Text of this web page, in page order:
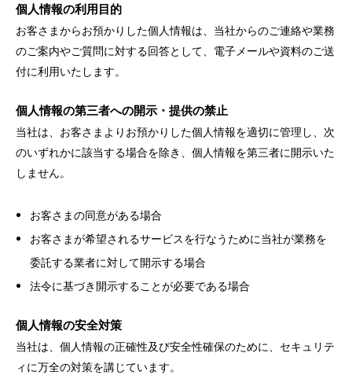
個人情報の利用目的
お客さまからお預かりした個人情報は、当社からのご連絡や業務
のご案内やご質問に対する回答として、電子メールや資料のご送
付に利用いたします。
個人情報の第三者への開示・提供の禁止
当社は、お客さまよりお預かりした個人情報を適切に管理し、次
のいずれかに該当する場合を除き、個人情報を第三者に開示いた
しません。
お客さまの同意がある場合
お客さまが希望されるサービスを行なうために当社が業務を
委託する業者に対して開示する場合
法令に基づき開示することが必要である場合
個人情報の安全対策
当社は、個人情報の正確性及び安全性確保のために、セキュリテ
ィに万全の対策を講じています。